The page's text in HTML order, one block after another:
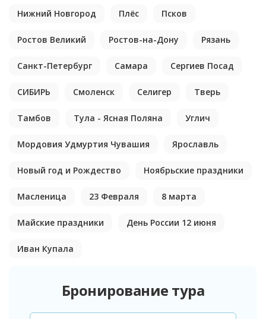
Нижний Новгород Плёс Псков
Ростов Великий Ростов-на-Дону Рязань
Санкт-Петербург Самара Сергиев Посад
СИБИРЬ Смоленск Селигер Тверь
Тамбов Тула - Ясная Поляна Углич
Мордовия Удмуртия Чувашия Ярославль
Новый год и Рождество Ноябрьские праздники
Масленица 23 Февраля 8 марта
Майские праздники День России 12 июня
Иван Купала
Бронирование тура